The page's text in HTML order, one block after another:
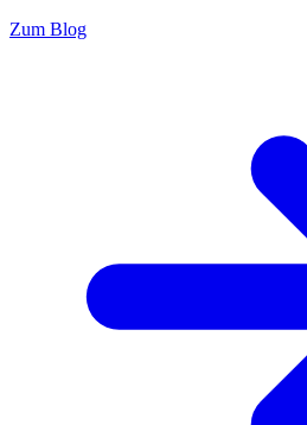
Zum Blog